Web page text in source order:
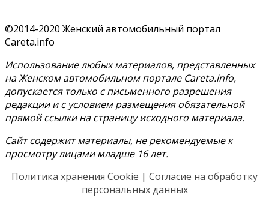
©2014-2020 Женский автомобильный портал
Careta.info
Использование любых материалов, представленных
на Женском автомобильном портале Careta.info,
допускается только с письменного разрешения
редакции и с условием размещения обязательной
прямой ссылки на страницу исходного материала.
Сайт содержит материалы, не рекомендуемые к
просмотру лицами младше 16 лет.
Политика хранения Cookie | Согласие на обработку
персональных данных